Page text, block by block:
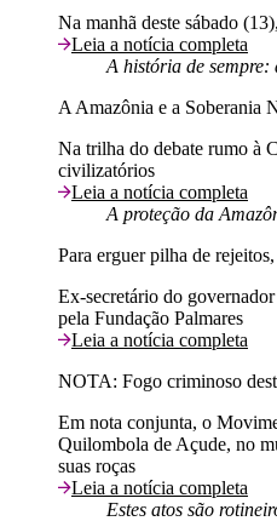
Na manhã deste sábado
Leia a notícia completa
A história de
A Amazônia e a Soberania
Na trilha do debate rumo à
civilizatórios
Leia a notícia completa
A proteção da
Para erguer pilha de
Ex-secretário do
pela Fundação Palmares
Leia a notícia completa
NOTA: Fogo criminoso
Em nota conjunta, o
Quilombola de Açude, no
suas roças
Leia a notícia completa
Estes atos são